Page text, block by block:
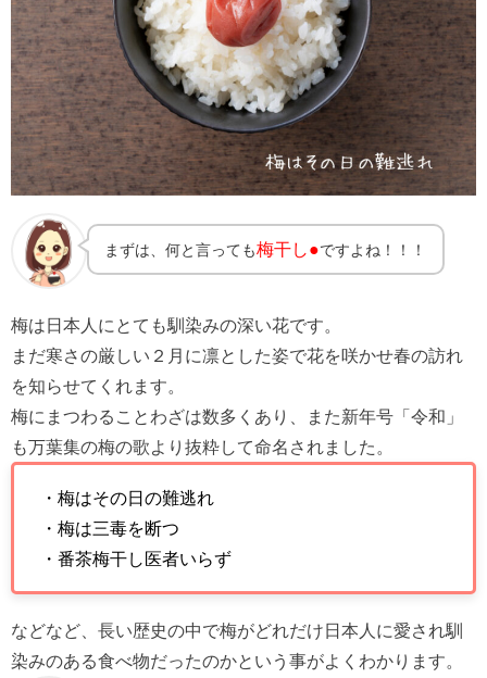
まずは、何と言っても梅干し●ですよね！！！
梅は日本人にとても馴染みの深い花です。
まだ寒さの厳しい２月に凛とした姿で花を咲かせ春の訪れ
を知らせてくれます。
梅にまつわることわざは数多くあり、また新年号「令和」
も万葉集の梅の歌より抜粋して命名されました。
・梅はその日の難逃れ
・梅は三毒を断つ
・番茶梅干し医者いらず
などなど、長い歴史の中で梅がどれだけ日本人に愛され馴
染みのある食べ物だったのかという事がよくわかります。